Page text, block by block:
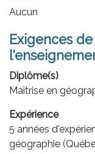
Aucun
Exigences
Diplôme(s)
Maîtrise en
Expérience
5 années
géographie